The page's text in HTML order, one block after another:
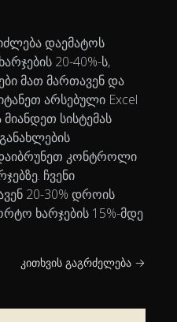
დაემატოს
20-40%-ს,
მათ მართავენ და
არსებული Excel
მიანდეთ სისტემას
კონტროლი
ჩვენი
20-30% დროის
ხარჯების 15%-მდე
კითხვის გაგრძელება →